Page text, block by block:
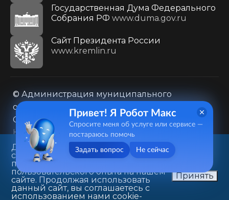
Государственная Дума Федерального
Собрания РФ www.duma.gov.ru
Cайт Президента России
www.kremlin.ru
© Администрация муниципального
образования городского округа «Город
Саратов»
Контакты
Карта сайта
Политика в отношении обработки
персональных данных
410031, г. Саратов, ул. Первомайская, д. 78
+7(8452)26-02-49
Данный веб-сайт использует
cookie-файлы в целях
предоставления вам лучшего
пользовательского опыта на нашем
сайте. Продолжая использовать
данный сайт, вы соглашаетесь с
использованием нами cookie-
Принять
Привет! Я Робот Макс
Спросите меня об услуге или сервисе —
постараюсь помочь
Задать вопрос Не сейчас